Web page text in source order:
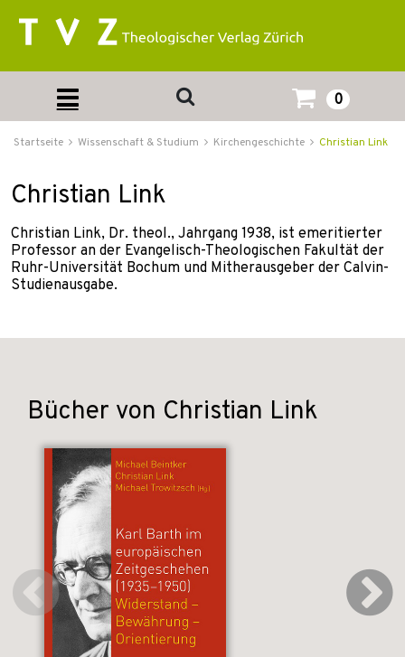
0
Startseite Wissenschaft & Studium Kirchengeschichte Christian Link
Christian Link
Christian Link, Dr. theol., Jahrgang 1938, ist emeritierter
Professor an der Evangelisch-Theologischen Fakultät der
Ruhr-Universität Bochum und Mitherausgeber der Calvin-
Studienausgabe.
Bücher von Christian Link